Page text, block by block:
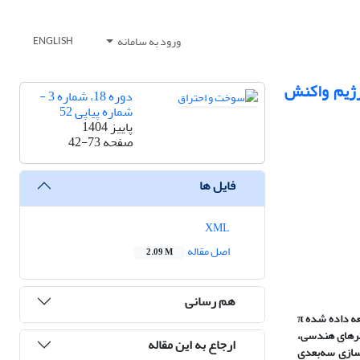
ورود به سامانه ENGLISH
واکنش
πداده شده
مجموعه‌ای از پارامترهای هندسی،
سه‌بعدی
دوره 18، شماره 3 -
شماره پیاپی 52
پاییز 1404
صفحه42-73
فایل ها
اصل مقاله
2.09 M
هم رسانی
ارجاع به این مقاله